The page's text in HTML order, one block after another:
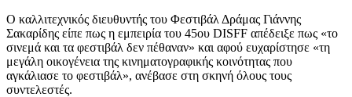
O καλλιτεχνικός διευθυντής του Φεστιβάλ Δράμας Γιάννης
Σακαρίδης είπε πως η εμπειρία του 45ου DISFF απέδειξε πως «το
σινεμά και τα φεστιβάλ δεν πέθαναν» και αφού ευχαρίστησε «τη
μεγάλη οικογένεια της κινηματογραφικής κοινότητας που
αγκάλιασε το φεστιβάλ», ανέβασε στη σκηνή όλους τους
συντελεστές.